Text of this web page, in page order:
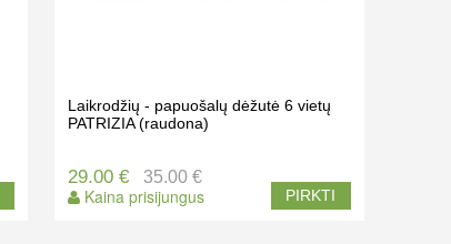
Laikrodžių - papuošalų dėžutė 6 vietų
PATRIZIA (raudona)
29.00 €
Kaina prisijungus
35.00 €
PIRKTI